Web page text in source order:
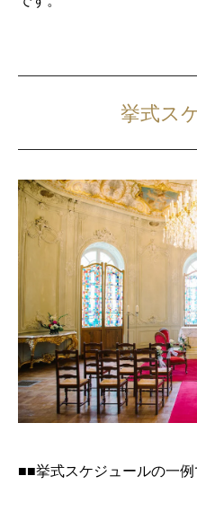
挙式ス
■■挙式スケジュールの一